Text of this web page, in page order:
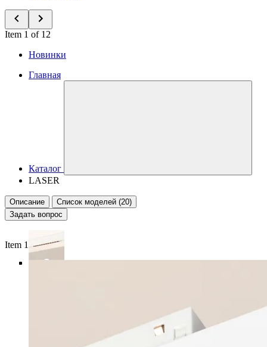
Item 1 of 12
Новинки
Главная
Каталог
LASER
Описание
Список моделей (20)
Задать вопрос
Item 1 of 5